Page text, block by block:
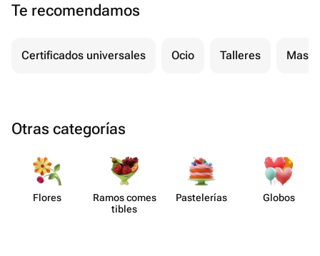
Te recomendamos
Certificados universales Ocio Talleres
Otras categorías
Flores
Ramos comes​
tibles
Paste​lerías Globos